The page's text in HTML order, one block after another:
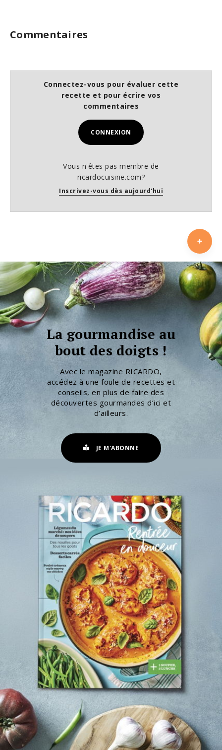
Commentaires
Connectez-vous pour évaluer cette
recette et pour écrire vos
commentaires
CONNEXION
Vous n'êtes pas membre de
ricardocuisine.com?
Inscrivez-vous dès aujourd'hui
La gourmandise au
bout des doigts !
Avec le magazine RICARDO,
accédez à une foule de recettes et
conseils, en plus de faire des
découvertes gourmandes d’ici et
d’ailleurs.
JE M'ABONNE